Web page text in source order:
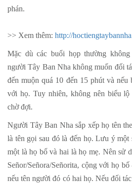
phán.
>> Xem thêm: http://
Mặc dù các buổi họp thường
người Tây Ban Nha không muốn đối
đến muộn quá 10 đến 15 phút và
với họ. Tuy nhiên, không nên biểu
chờ đợi.
Người Tây Ban Nha sắp xếp họ tên
là tên gọi sau đó là đến họ. Lưu ý một
một là họ bố và hai là họ mẹ. Nên sử
Señor/Señora/Señorita, cộng với họ
nếu tên người đó có hai họ. Nếu đối